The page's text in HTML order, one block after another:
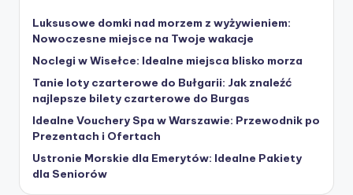
Luksusowe domki nad morzem z wyżywieniem:
Nowoczesne miejsce na Twoje wakacje
Noclegi w Wisełce: Idealne miejsca blisko morza
Tanie loty czarterowe do Bułgarii: Jak znaleźć
najlepsze bilety czarterowe do Burgas
Idealne Vouchery Spa w Warszawie: Przewodnik po
Prezentach i Ofertach
Ustronie Morskie dla Emerytów: Idealne Pakiety
dla Seniorów